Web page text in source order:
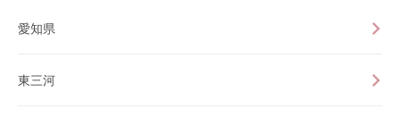
愛知県
東三河